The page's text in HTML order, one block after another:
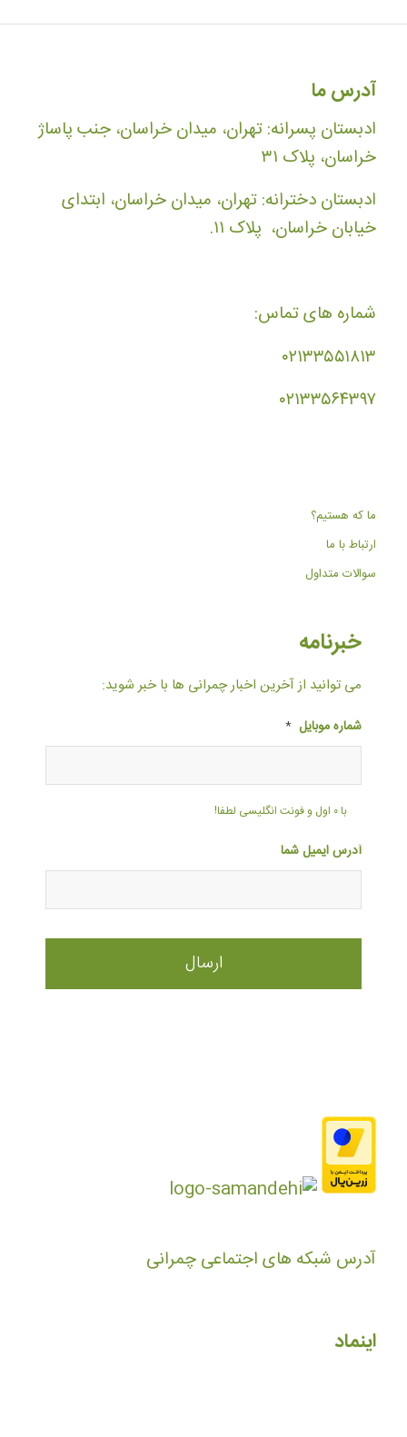
آدرس ما
ادبستان پسرانه: تهران، میدان خراسان، جنب پاساژ
خراسان، پلاک ۳۱
ادبستان دخترانه: تهران، میدان خراسان، ابتدای
خیابان خراسان، پلاک ۱۱.
شماره های تماس:
۰۲۱۳۳۵۵۱۸۱۳
۰۲۱۳۳۵۶۴۳۹۷
ما که هستیم؟
ارتباط با ما
سوالات متداول
خبرنامه
می توانید از آخرین اخبار چمرانی ها با خبر شوید:
شماره موبایل *
با ۰ اول و فونت انگلیسی لطفا!
آدرس ایمیل شما
آدرس شبکه های اجتماعی چمرانی
اینماد